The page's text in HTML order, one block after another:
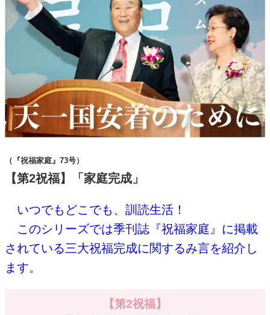
（『祝福家庭』73号）
【第2祝福】「家庭完成」
いつでもどこでも、訓読生活！
このシリーズでは季刊誌『祝福家庭』に掲載
されている三大祝福完成に関するみ言を紹介し
ます。
【第2祝福】